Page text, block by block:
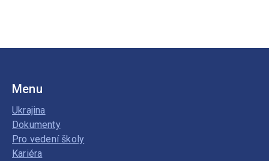
Menu
Ukrajina
Dokumenty
Pro vedení školy
Kariéra